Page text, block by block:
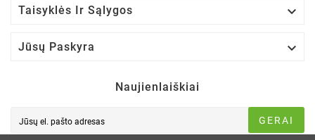
Taisyklės Ir Sąlygos 
Jūsų Paskyra 
Naujienlaiškiai
GERAI